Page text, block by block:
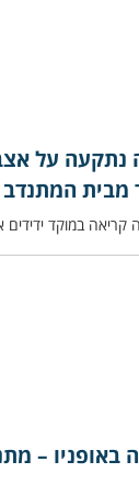
על
מבית
קריאה במוקד
באופניו –